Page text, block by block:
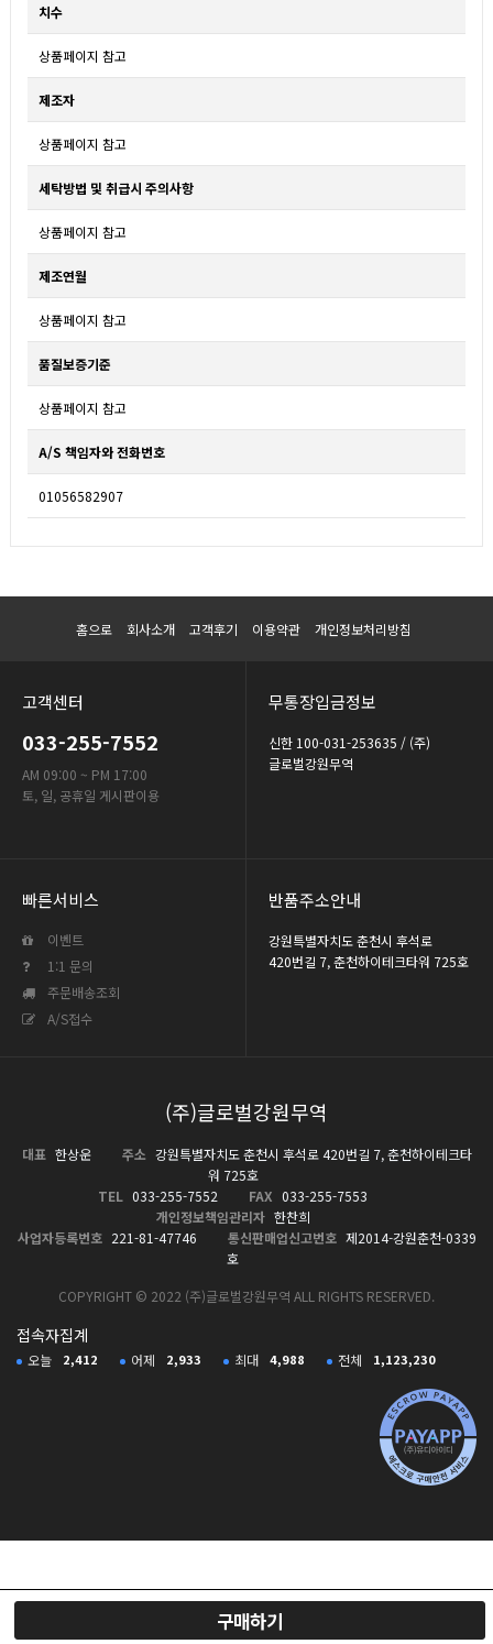
구매하기
치수
상품페이지 참고
제조자
상품페이지 참고
세탁방법 및 취급시 주의사항
상품페이지 참고
제조연월
상품페이지 참고
품질보증기준
상품페이지 참고
A/S 책임자와 전화번호
01056582907
홈으로 회사소개 고객후기 이용약관 개인정보처리방침
고객센터
033-255-7552
AM 09:00 ~ PM 17:00
토, 일, 공휴일 게시판이용
무통장입금정보
신한 100-031-253635 / (주)
글로벌강원무역
빠른서비스
이벤트
1:1 문의
주문배송조회
A/S접수
반품주소안내
강원특별자치도 춘천시 후석로
420번길 7, 춘천하이테크타워 725호
(주)글로벌강원무역
대표 한상운 주소 강원특별자치도 춘천시 후석로 420번길 7, 춘천하이테크타
워 725호
TEL 033-255-7552 FAX 033-255-7553
개인정보책임관리자 한찬희
사업자등록번호 221-81-47746 통신판매업신고번호 제2014-강원춘천-0339
호
COPYRIGHT © 2022 (주)글로벌강원무역 ALL RIGHTS RESERVED.
접속자집계
오늘 2,412 어제 2,933 최대 4,988 전체 1,123,230